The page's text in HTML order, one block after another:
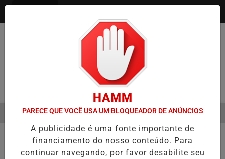
Pesquisar Notícia
É A VIRADA DO VAREJO ÓPTICO EM 2026 WELTON LEMOS
EM ALTA
MENU
HAMM
PARECE QUE VOCÊ USA UM BLOQUEADOR DE ANÚNCIOS
A publicidade é uma fonte importante de
financiamento do nosso conteúdo. Para
continuar navegando, por favor desabilite seu